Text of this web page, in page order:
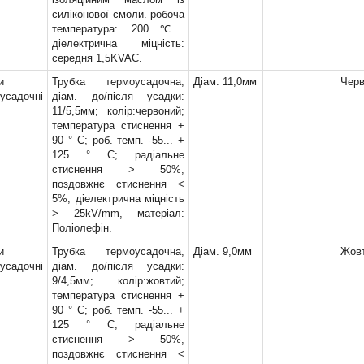
Д = 15м(1)
Д = 20м(2)
Д = 33м
Д = 66м(1)
Д = 66м(1)
Д = 18,3м(2)
Д = 66м(2)
Д = 1,8м(2)
Д = 10м(4)
Д = 18м(1)
Д = 2,5м
(1)
Д = 20м(10)
Д = 25м(9)
Д = 10м(1)
Д = 30м(2)
Д = 33м(1)
Д = 66м(1)
Д = 66м(1)
Д = 66м(1)
силіконової смоли. робоча
температура: 200℃.
діелектрична міцність:
середня 1,5KVAC.
Трубка термоусадочна,
діам. до/після усадки:
11/5,5мм; колір:червоний;
температура стиснення +
90 ° С; роб. темп. -55... +
125 ° С; радіальне
стиснення > 50%,
поздовжнє стиснення <
5%; діелектрична міцність
> 25kV/mm, матеріал:
Поліолефін.
Діам. 11,0мм
Трубка термоусадочна,
діам. до/після усадки:
9/4,5мм; колір:жовтий;
температура стиснення +
90 ° С; роб. темп. -55... +
125 ° С; радіальне
стиснення > 50%,
поздовжнє стиснення <
Діам. 9,0мм